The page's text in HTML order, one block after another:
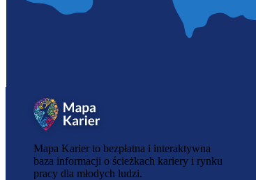
Mapa Karier to bezpłatna i interaktywna
baza informacji o ścieżkach kariery i rynku
pracy dla młodych ludzi.